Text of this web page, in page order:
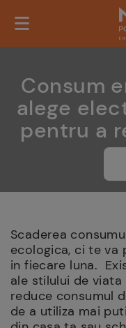
Consum
alege
pentru a
Scaderea
ecologica, ci te va
in fiecare luna.
ale stilului de
reduce consumul
de a utiliza mai